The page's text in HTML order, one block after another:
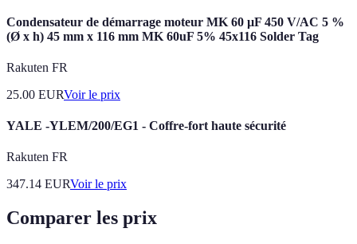
Condensateur de démarrage moteur MK 60 µF 450 V/AC 5 %
(Ø x h) 45 mm x 116 mm MK 60uF 5% 45x116 Solder Tag
Rakuten FR
25.00 EURVoir le prix
YALE -YLEM/200/EG1 - Coffre-fort haute sécurité
Rakuten FR
347.14 EURVoir le prix
Comparer les prix